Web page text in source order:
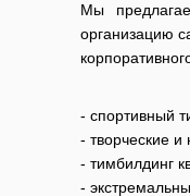
Мы
организацию
- спортивный
- творческие
- тимбилдинг
-